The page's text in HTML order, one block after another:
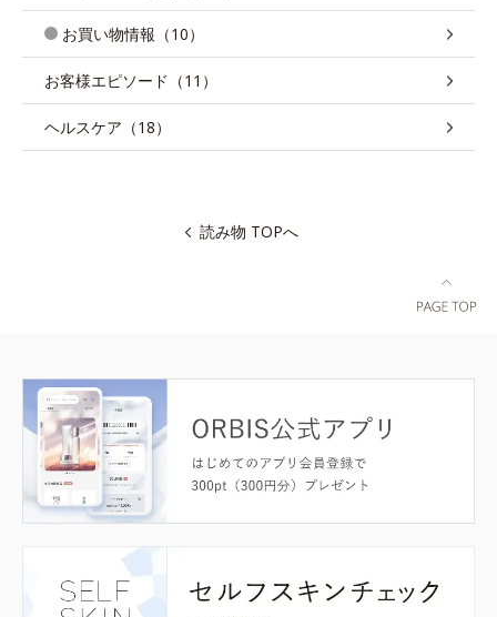
お買い物情報（10）
お客様エピソード（11）
ヘルスケア（18）
読み物 TOPへ